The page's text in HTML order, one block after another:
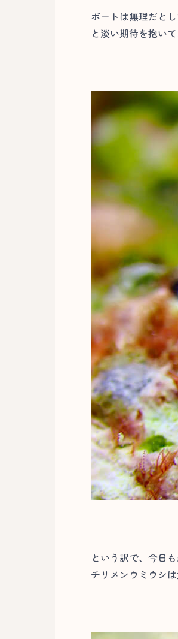
ボートは無理だと
と淡い期待を抱い
という訳で、今日
チリメンウミウシ